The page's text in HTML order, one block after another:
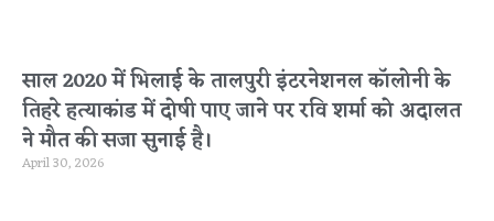
साल 2020 में भिलाई के तालपुरी इंटरनेशनल कॉलोनी के
तिहरे हत्याकांड में दोषी पाए जाने पर रवि शर्मा को अदालत
ने मौत की सजा सुनाई है।
April 30, 2026